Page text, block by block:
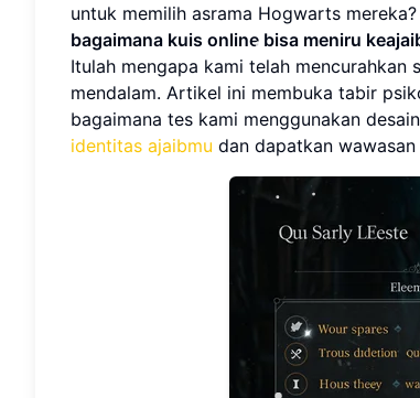
untuk memilih asrama Hogwarts
bagaimana kuis online bisa meniru
Itulah mengapa kami telah mencurahkan
mendalam. Artikel ini membuka tabir
bagaimana tes kami menggunakan
identitas ajaibmu dan dapatkan